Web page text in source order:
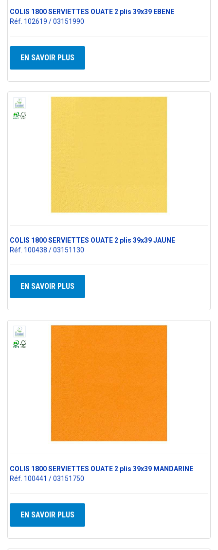
COLIS 1800 SERVIETTES OUATE 2 plis 39x39 EBENE
Réf. 102619 / 03151990
EN SAVOIR PLUS
COLIS 1800 SERVIETTES OUATE 2 plis 39x39 JAUNE
Réf. 100438 / 03151130
EN SAVOIR PLUS
COLIS 1800 SERVIETTES OUATE 2 plis 39x39 MANDARINE
Réf. 100441 / 03151750
EN SAVOIR PLUS